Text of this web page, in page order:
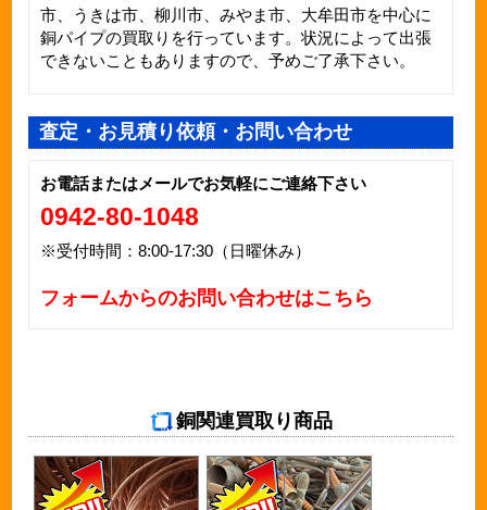
市、うきは市、柳川市、みやま市、大牟田市を中心に
銅パイプの買取りを行っています。状況によって出張
できないこともありますので、予めご了承下さい。
査定・お見積り依頼・お問い合わせ
お電話またはメールでお気軽にご連絡下さい
0942-80-1048
※受付時間：8:00-17:30（日曜休み）
フォームからのお問い合わせはこちら
銅関連買取り商品